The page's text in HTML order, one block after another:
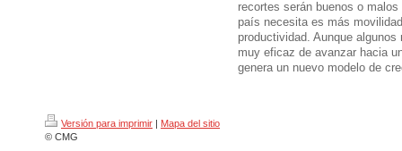
recortes serán buenos o
país necesita es más
productividad. Aunque
muy eficaz de avanzar hacia
genera un nuevo modelo de
Versión para imprimir | Mapa del sitio
© CMG